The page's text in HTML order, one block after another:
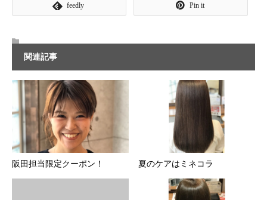
feedly Pin it
関連記事
阪田担当限定クーポン！ 夏のケアはミネコラ